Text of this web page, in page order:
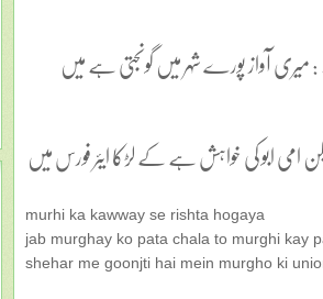
میری آواز پورے شہر میں گونجتی ہے میں
ابو کی خواہش ہے کے لڑکا ایئر فورس میں
murhi ka kawway se rishta hogaya
jab murghay ko pata chala to murghi kay
shehar me goonjti hai mein murgho ki